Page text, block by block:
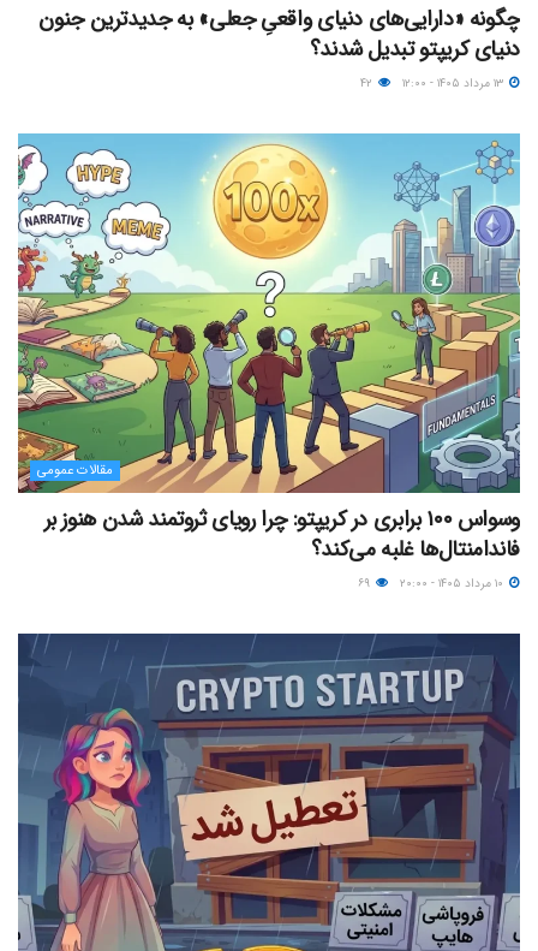
چگونه «دارایی‌های دنیای واقعیِ جعلی» به جدیدترین جنون
دنیای کریپتو تبدیل شدند؟
مقالات عمومی
وسواس ۱۰۰ برابری در کریپتو: چرا رویای ثروتمند شدن هنوز بر
فاندامنتال‌ها غلبه می‌کند؟